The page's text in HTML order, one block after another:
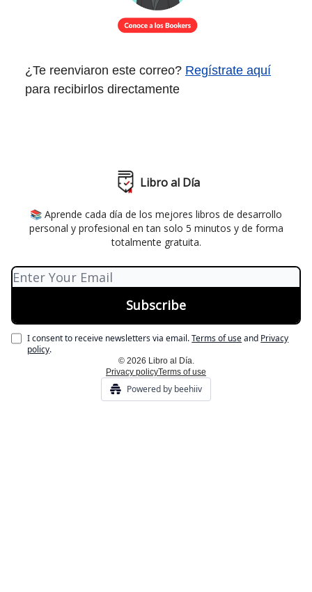
¿Te reenviaron este correo? Regístrate aquí
para recibirlos directamente
Libro al Día
📚 Aprende cada día de los mejores libros de desarrollo
personal y profesional en tan solo 5 minutos y de forma
totalmente gratuita.
I consent to receive newsletters via email.Terms of useand Privacy
policy.
© 2026 Libro al Día.
Privacy policyTerms of use
Powered by beehiiv